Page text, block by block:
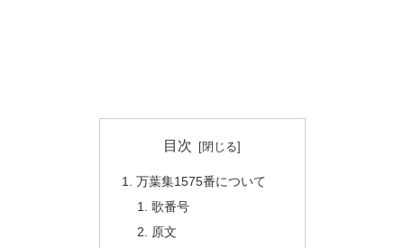
目次
万葉集1575番について
歌番号
原文